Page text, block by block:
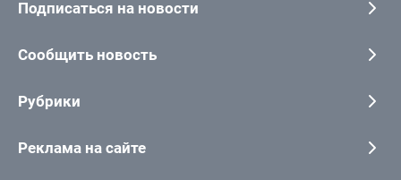
Подписаться на новости
Сообщить новость
Рубрики
Реклама на сайте